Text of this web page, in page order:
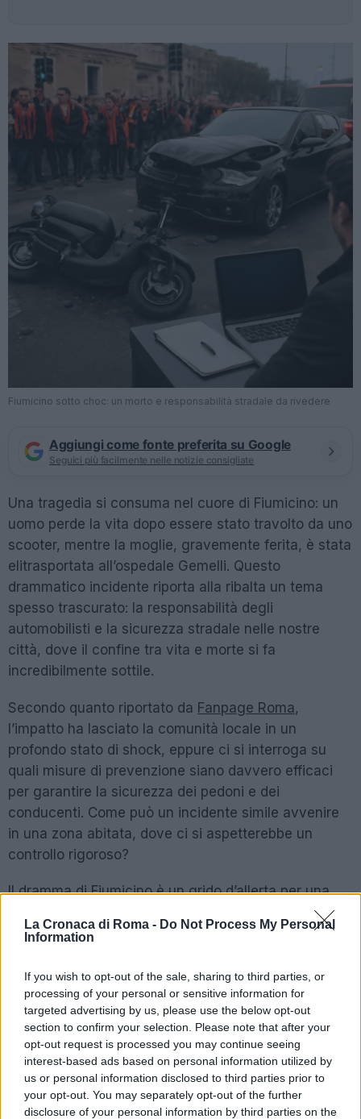
La Cronaca di Roma - Do Not Process My Personal
Information
If you wish to opt-out of the sale, sharing to third parties, or
processing of your personal or sensitive information for
targeted advertising by us, please use the below opt-out
section to confirm your selection. Please note that after your
opt-out request is processed you may continue seeing
interest-based ads based on personal information utilized by
us or personal information disclosed to third parties prior to
your opt-out. You may separately opt-out of the further
disclosure of your personal information by third parties on the
Fiumicino sotto choc: un morto e responsabilità stradale da rivedere
Aggiungi come fonte preferita su Google
Seguici più facilmente nelle notizie consigliate
Una tragedia si consuma nel cuore di Fiumicino: un
uomo perde la vita dopo essere stato travolto da uno
scooter, mentre la moglie, gravemente ferita, è stata
elitrasportata all’ospedale Gemelli. Questo
drammatico incidente riporta alla ribalta un tema
spesso trascurato: la responsabilità degli
automobilisti e la sicurezza stradale nelle nostre
città, dove il confine tra vita e morte si fa
incredibilmente sottile.
Secondo quanto riportato da Fanpage Roma,
l’impatto ha lasciato la comunità locale in un
profondo stato di shock, eppure ci si interroga su
quali misure di prevenzione siano davvero efficaci
per garantire la sicurezza dei pedoni e dei
conducenti. Come può un incidente simile avvenire
in una zona abitata, dove ci si aspetterebbe un
controllo rigoroso?
Il dramma di Fiumicino è un grido d’allerta per una
questioni legate alla mobilità. Le strade affollate e la
tempo che le istituzioni si assumano le proprie
responsabilità e implementino strategie efficaci per
migliorare la sicurezza stradale. Cosa dobbiamo
aspettarci, un altro dramma come questo perché
non si individua una soluzione seria?
POTREBBE INTERESSARTI